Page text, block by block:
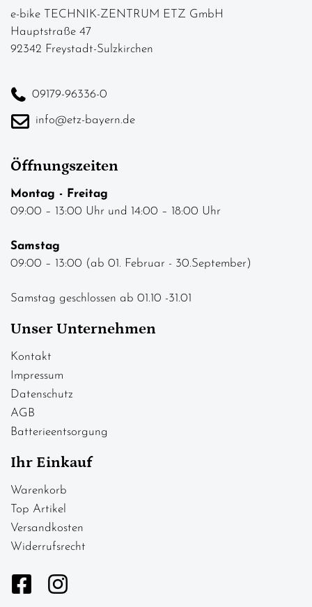
e-bike TECHNIK-ZENTRUM ETZ GmbH
Hauptstraße 47
92342 Freystadt-Sulzkirchen
09179-96336-0
info@etz-bayern.de
Öffnungszeiten
Montag - Freitag
09:00 – 13:00 Uhr und 14:00 – 18:00 Uhr
Samstag
09:00 – 13:00 (ab 01. Februar - 30.September)
Samstag geschlossen ab 01.10 -31.01
Unser Unternehmen
Kontakt
Impressum
Datenschutz
AGB
Batterieentsorgung
Ihr Einkauf
Warenkorb
Top Artikel
Versandkosten
Widerrufsrecht